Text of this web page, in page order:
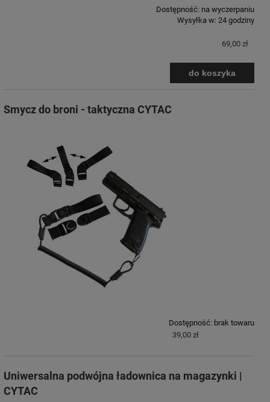
Dostępność: na wyczerpaniu
Wysyłka w: 24 godziny
69,00 zł
do koszyka
Smycz do broni - taktyczna CYTAC
Dostępność: brak towaru
39,00 zł
Uniwersalna podwójna ładownica na magazynki |
CYTAC